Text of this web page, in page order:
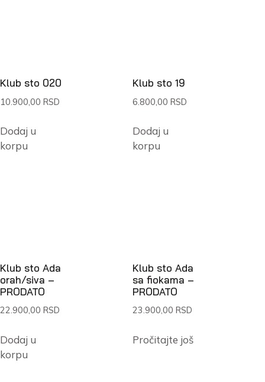
Klub sto 020
10.900,00 RSD
Dodaj u
korpu
Klub sto 19
6.800,00 RSD
Dodaj u
korpu
Klub sto Ada
orah/siva –
PRODATO
22.900,00 RSD
Dodaj u
korpu
Klub sto Ada
sa fiokama –
PRODATO
23.900,00 RSD
Pročitajte još